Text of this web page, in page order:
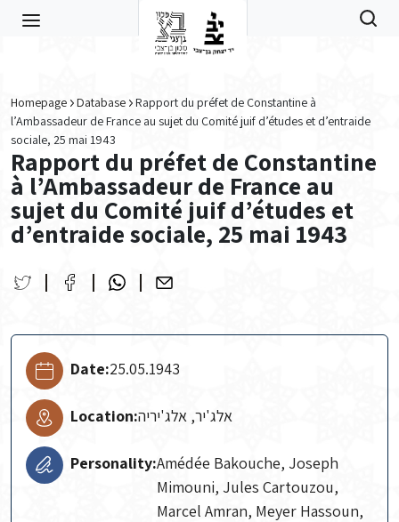
Homepage Database
Rapport du préfet de Constantine à
l’Ambassadeur de France au sujet du Comité juif d’études et d’entraide
sociale, 25 mai 1943
Rapport du préfet de Constantine
à l’Ambassadeur de France au
sujet du Comité juif d’études et
d’entraide sociale, 25 mai 1943
Date:25.05.1943
Location:אלג'יר, אלג'יריה
Personality:Amédée Bakouche, Joseph
Mimouni, Jules Cartouzou,
Marcel Amran, Meyer Hassoun,